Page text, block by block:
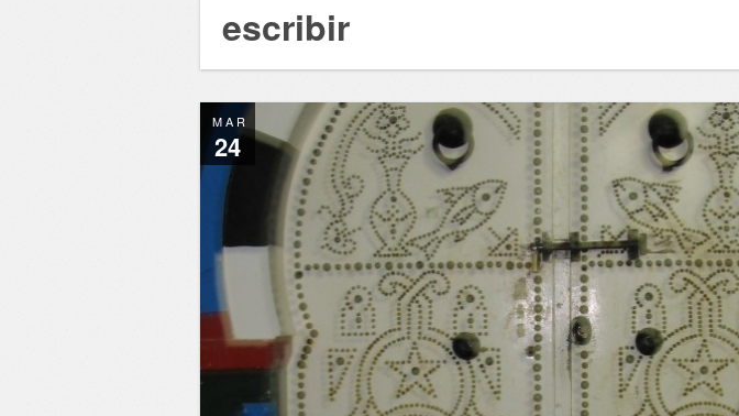
escribir
MAR
24